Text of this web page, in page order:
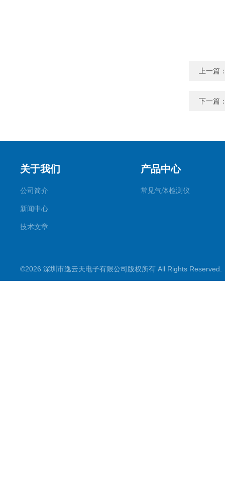
上一篇
下一篇
关于我们
公司简介
新闻中心
技术文章
产品中心
常见气体检测仪
©2026 深圳市逸云天电子有限公司版权所有 All Rights